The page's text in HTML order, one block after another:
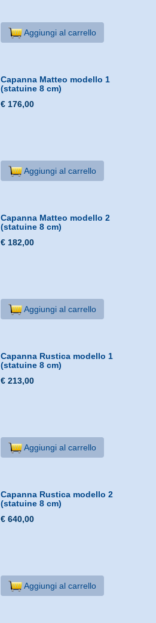
Aggiungi al carrello
Capanna Matteo modello 1
(statuine 8 cm)
€ 176,00
Aggiungi al carrello
Capanna Matteo modello 2
(statuine 8 cm)
€ 182,00
Aggiungi al carrello
Capanna Rustica modello 1
(statuine 8 cm)
€ 213,00
Aggiungi al carrello
Capanna Rustica modello 2
(statuine 8 cm)
€ 640,00
Aggiungi al carrello